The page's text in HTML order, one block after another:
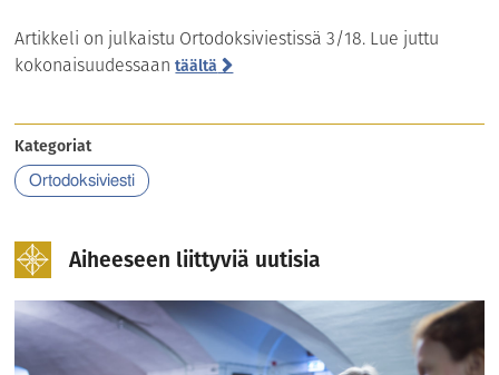
Artikkeli on julkaistu Ortodoksiviestissä 3/18. Lue juttu
kokonaisuudessaantäältä
Kategoriat
Ortodoksiviesti
Aiheeseen liittyviä uutisia